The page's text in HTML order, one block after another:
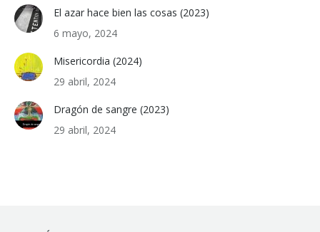
El azar hace bien las cosas (2023)
6 mayo, 2024
Misericordia (2024)
29 abril, 2024
Dragón de sangre (2023)
29 abril, 2024